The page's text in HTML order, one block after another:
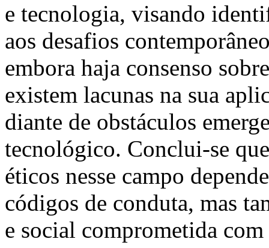
e tecnologia, visando
aos desafios
embora haja consenso
existem lacunas na sua
diante de obstáculos
tecnológico. Conclui-se
éticos nesse campo
códigos de conduta, mas
e social comprometida